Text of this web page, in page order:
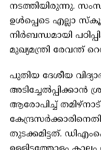
നടത്തിയിരുന്നു.
ഉള്‍പ്പെടെ എല്ലാ
നിര്‍ബന്ധമായി
മുഖ്യമന്ത്രി രേവന്ത്
പുതിയ ദേശീയ
അടിച്ചേല്‍പ്പിക്കാന്‍
ആരോപിച്ച്
തുടക്കമിട്ടത്.